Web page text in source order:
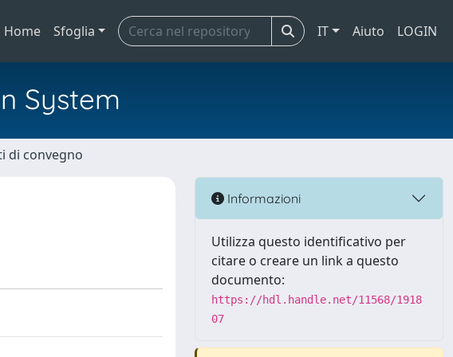
Home Sfoglia IT Aiuto LOGIN
System
di convegno
Informazioni
Utilizza questo identificativo per
citare o creare un link a questo
documento:
https://hdl.handle.net/11568/1918
07